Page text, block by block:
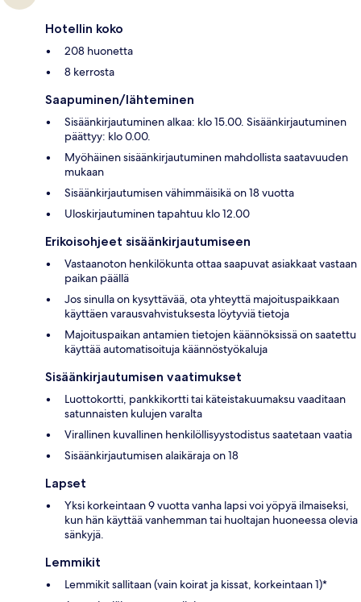
Hotellin koko
208 huonetta
8 kerrosta
Saapuminen/lähteminen
Sisäänkirjautuminen alkaa: klo 15.00. Sisäänkirjautuminen
päättyy: klo 0.00.
Myöhäinen sisäänkirjautuminen mahdollista saatavuuden
mukaan
Sisäänkirjautumisen vähimmäisikä on 18 vuotta
Uloskirjautuminen tapahtuu klo 12.00
Erikoisohjeet sisäänkirjautumiseen
Vastaanoton henkilökunta ottaa saapuvat asiakkaat vastaan
paikan päällä
Jos sinulla on kysyttävää, ota yhteyttä majoituspaikkaan
käyttäen varausvahvistuksesta löytyviä tietoja
Majoituspaikan antamien tietojen käännöksissä on saatettu
käyttää automatisoituja käännöstyökaluja
Sisäänkirjautumisen vaatimukset
Luottokortti, pankkikortti tai käteistakuumaksu vaaditaan
satunnaisten kulujen varalta
Virallinen kuvallinen henkilöllisyystodistus saatetaan vaatia
Sisäänkirjautumisen alaikäraja on 18
Lapset
Yksi korkeintaan 9 vuotta vanha lapsi voi yöpyä ilmaiseksi,
kun hän käyttää vanhemman tai huoltajan huoneessa olevia
sänkyjä.
Lemmikit
Lemmikit sallitaan (vain koirat ja kissat, korkeintaan 1)*